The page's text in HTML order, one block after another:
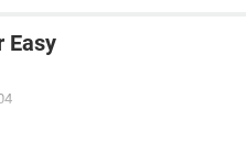
Easy